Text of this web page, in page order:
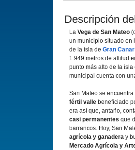
Descripción
La Vega de San Mateo
un municipio situado en
de la isla de Gran
1.949 metros de altitud
punto más alto de la
municipal cuenta con
San Mateo se
fértil valle beneficiado
era así que, antaño,
casi permanentes que
barrancos. Hoy, San
agrícola y ganadera y
Mercado Agrícola y